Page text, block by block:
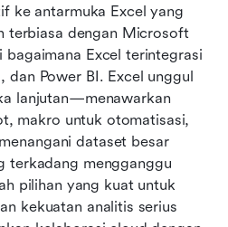
ke antarmuka Excel yang
terbiasa dengan Microsoft
Excel terintegrasi
dan Power BI. Excel unggul
lanjutan—menawarkan
makro untuk otomatisasi,
dataset besar
terkadang mengganggu
pilihan yang kuat untuk
kekuatan analitis serius